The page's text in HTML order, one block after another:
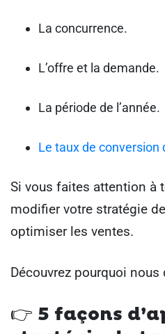
La concurrence.
L’offre et la demande.
La période de l’année.
Le taux de conversion
Si vous faites attention à
modifier votre stratégie de
optimiser les ventes.
Découvrez pourquoi
👉 5 façons